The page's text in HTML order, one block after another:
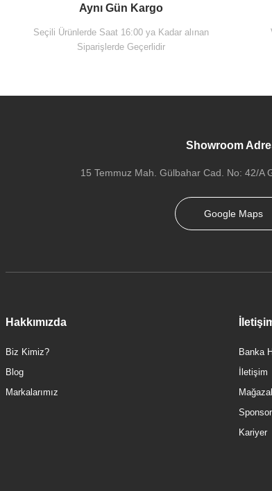
Vitra 60781 Sento Lavabo Dolabı 65 Cm Kapaklı Mat
Aynı Gün Kargo
Seçili Ürünlerde Saat 16:00 ya Kadar alınan
Siparişlerde Geçerlidir
Showroom
15 Temmuz Mah. Gülbahar Cad. No: 42/A
Google Maps
Hakkımızda
Biz Kimiz?
Blog
Markalarımız
Banka
İletişim
Kariyer